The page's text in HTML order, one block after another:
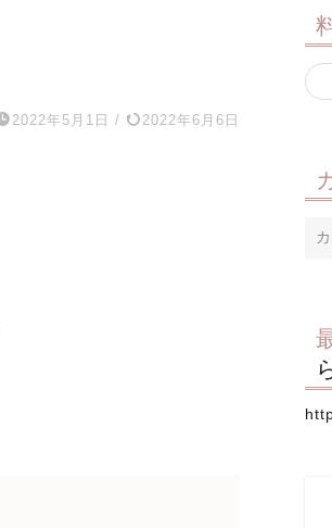
2022年5月1日 / 2022年6月6日
最新のポート